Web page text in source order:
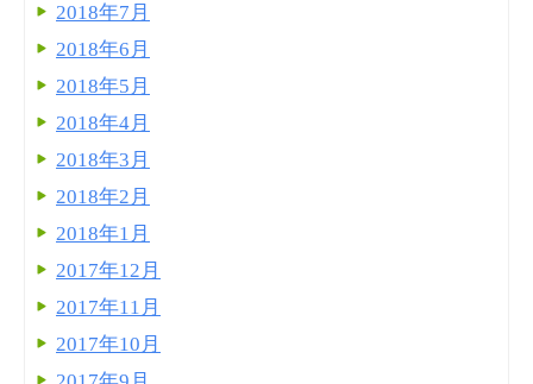
2018年7月
2018年6月
2018年5月
2018年4月
2018年3月
2018年2月
2018年1月
2017年12月
2017年11月
2017年10月